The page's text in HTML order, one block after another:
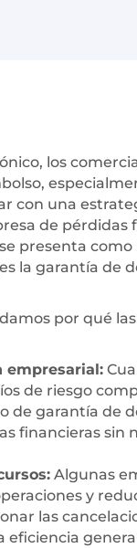
los
con una
de pérdidas
presenta
la garantía de
por qué
empresarial:
de riesgo
de garantía de
financieras
Algunas
y
las
eficiencia